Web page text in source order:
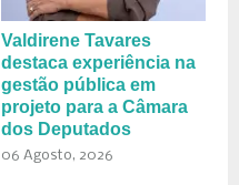
Valdirene Tavares
destaca experiência na
gestão pública em
projeto para a Câmara
dos Deputados
06 Agosto, 2026